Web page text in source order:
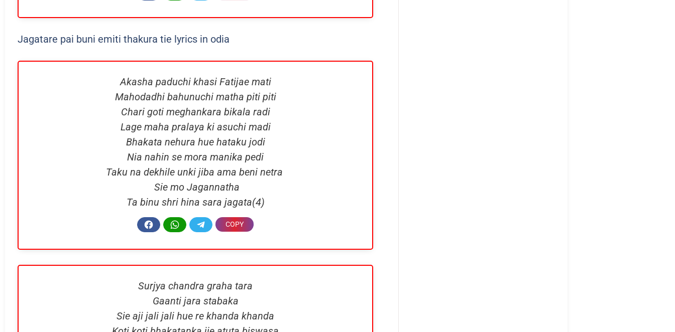
Jagatare pai buni emiti thakura tie lyrics in odia
Akasha paduchi khasi Fatijae mati
Mahodadhi bahunuchi matha piti piti
Chari goti meghankara bikala radi
Lage maha pralaya ki asuchi madi
Bhakata nehura hue hataku jodi
Nia nahin se mora manika pedi
Taku na dekhile unki jiba ama beni netra
Sie mo Jagannatha
Ta binu shri hina sara jagata(4)
Surjya chandra graha tara
Gaanti jara stabaka
Sie aji jali jali hue re khanda khanda